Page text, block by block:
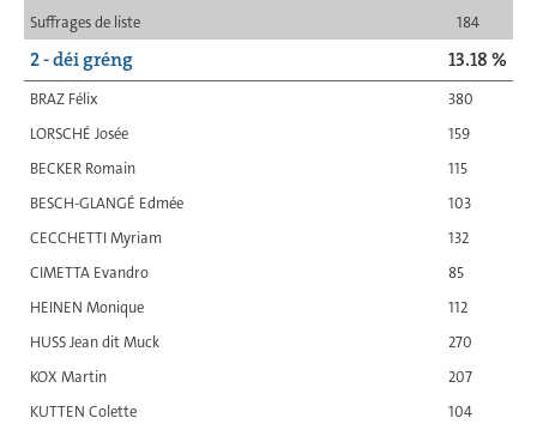
Suffrages de liste 184
2 - déi gréng 13.18 %
BRAZ Félix
380
LORSCHÉ Josée
159
BECKER Romain
115
BESCH-GLANGÉ Edmée
103
CECCHETTI Myriam
132
CIMETTA Evandro
85
HEINEN Monique
112
HUSS Jean dit Muck
270
KOX Martin
207
KUTTEN Colette
104